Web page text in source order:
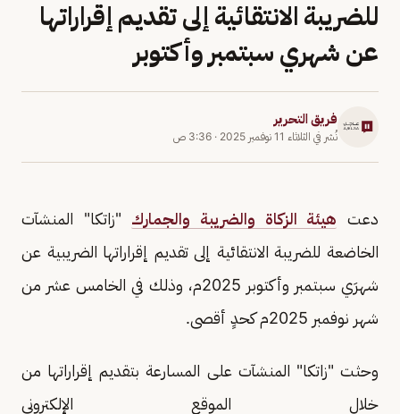
للضريبة الانتقائية إلى تقديم إقراراتها
عن شهري سبتمبر وأكتوبر
فريق التحرير
نُشر في الثلاثاء 11 نوفمبر 2025 · 3:36 ص
دعت هيئة الزكاة والضريبة والجمارك "زاتكا" المنشآت
الخاضعة للضريبة الانتقائية إلى تقديم إقراراتها الضريبية عن
شهرَي سبتمبر وأكتوبر 2025م، وذلك في الخامس عشر من
شهر نوفمبر 2025م كحدٍ أقصى.
وحثت "زاتكا" المنشآت على المسارعة بتقديم إقراراتها من
خلال الموقع الإلكتروني